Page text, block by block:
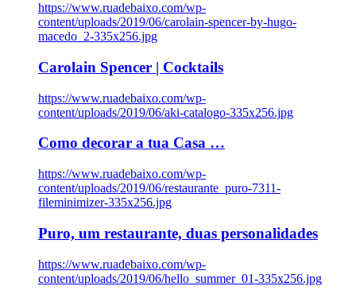
https://www.ruadebaixo.com/wp-
content/uploads/2019/06/carolain-spencer-by-hugo-
macedo_2-335x256.jpg
Carolain Spencer | Cocktails
https://www.ruadebaixo.com/wp-
content/uploads/2019/06/aki-catalogo-335x256.jpg
Como decorar a tua Casa …
https://www.ruadebaixo.com/wp-
content/uploads/2019/06/restaurante_puro-7311-
fileminimizer-335x256.jpg
Puro, um restaurante, duas personalidades
https://www.ruadebaixo.com/wp-
content/uploads/2019/06/hello_summer_01-335x256.jpg